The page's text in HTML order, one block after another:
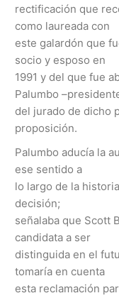
rectificación que
como laureada con
este galardón que
socio y esposo en
1991 y del que fue
Palumbo
del jurado de dicho
proposición.
Palumbo aducía la
ese sentido a
lo largo de la
decisión;
señalaba que Scott
candidata a ser
distinguida en el
tomaría en cuenta
esta reclamación